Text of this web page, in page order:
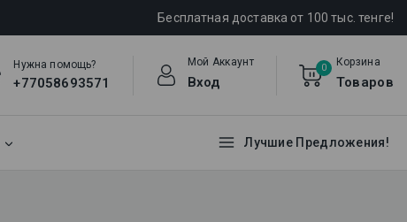
Бесплатная доставка от 100 тыс. тенге!
Нужна помощь?
+77058693571
Мой Аккаунт
Вход
0 Корзина
Товаров
Лучшие Предложения!